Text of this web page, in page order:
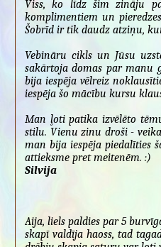
Viss, ko līdz šim zināju
komplimentiem un
Šobrīd ir tik daudz atziņu,
Vebināru cikls un Jūsu
sakārtoja domas par manu
bija iespēja vēlreiz
iespēja šo mācību kursu
Man ļoti patika izvēlēto
stilu. Vienu zinu droši -
man bija iespēja piedalīties
attieksme pret meitenēm. :)
Silvija
Aija, liels paldies par 5
skapī valdīja haoss, tad